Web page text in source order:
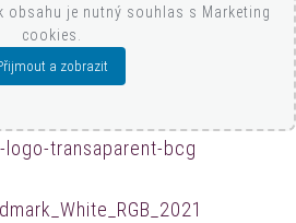
obsahu je nutný souhlas s Marketing
cookies.
a zobrazit